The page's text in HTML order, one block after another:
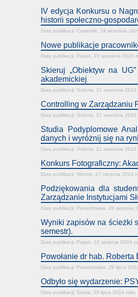
IV edycja Konkursu o
historii społeczno-
Data publikacji: Czwartek, 19 września
Nowe publikacje
Data publikacji: Piątek, 20 września 2024
Skieruj „Obiektyw na
akademickiej
Data publikacji: Sobota, 21 września 2024
Controlling w Zarządzaniu
Data publikacji: Sobota, 21 września 2024
Studia Podyplomowe
danych i wyróżnij się na
Data publikacji: Sobota, 21 września 2024
Konkurs Fotograficzny:
Data publikacji: Wtorek, 27 sierpnia 2024
Podziękowania dla
Zarządzanie Instytucjami
Data publikacji: Poniedziałek, 26 sierpnia
Wyniki zapisów na ścieżki
semestr).
Data publikacji: Piątek, 02 sierpnia 2024
Powołanie dr hab.
Data publikacji: Poniedziałek, 29 lipca
Odbyło się wydarzenie:
Data publikacji: Środa, 03 lipca 2024 roku